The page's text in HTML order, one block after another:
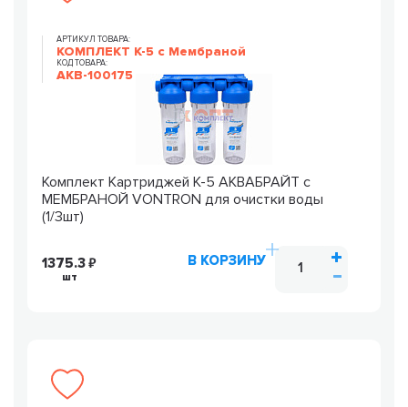
АРТИКУЛ ТОВАРА:
КОМПЛЕКТ К-5 с Мембраной
КОД ТОВАРА:
AKB-100175
Комплект Картриджей К-5 АКВАБРАЙТ c
МЕМБРАНОЙ VONTRON для очистки воды
(1/3шт)
1375.3
шт
В КОРЗИНУ